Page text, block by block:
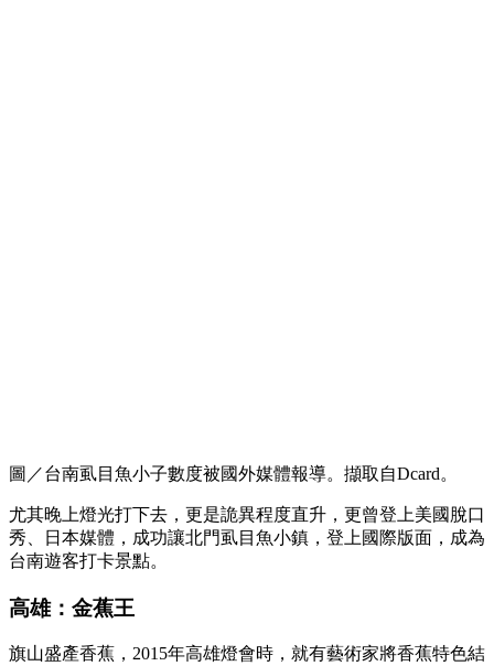
圖／台南虱目魚小子數度被國外媒體報導。擷取自Dcard。
尤其晚上燈光打下去，更是詭異程度直升，更曾登上美國脫口
秀、日本媒體，成功讓北門虱目魚小鎮，登上國際版面，成為
台南遊客打卡景點。
高雄：金蕉王
旗山盛產香蕉，2015年高雄燈會時，就有藝術家將香蕉特色結